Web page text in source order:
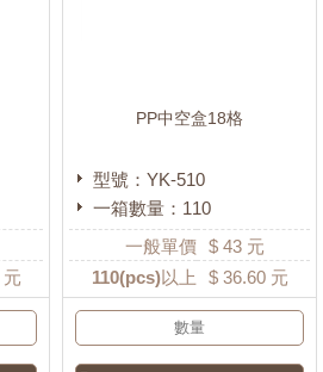
元
PP中空盒18格
型號：YK-510
一箱數量：110
一般單價 $ 43 元
110(pcs)以上 $ 36.60 元